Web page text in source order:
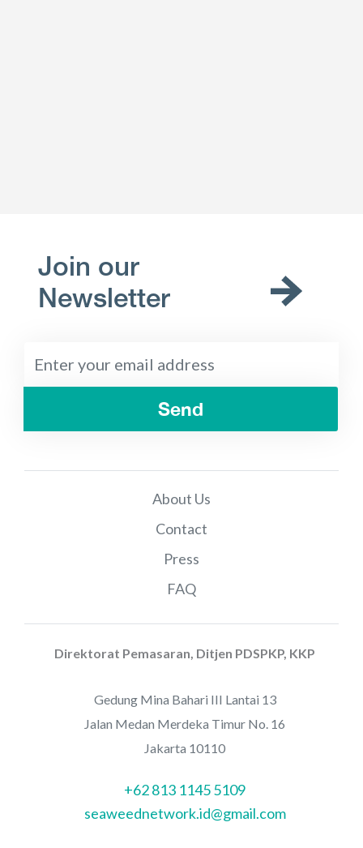
Join our
Newsletter
Send
About Us
Contact
Press
FAQ
Direktorat Pemasaran, Ditjen PDSPKP, KKP
Gedung Mina Bahari III Lantai 13
Jalan Medan Merdeka Timur No. 16
Jakarta 10110
+62 813 1145 5109
seaweednetwork.id@gmail.com